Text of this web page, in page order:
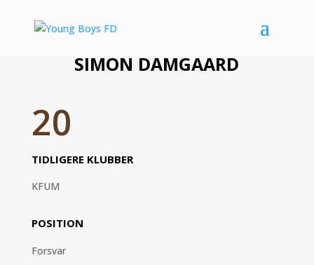
SIMON DAMGAARD
20
TIDLIGERE KLUBBER
KFUM
POSITION
Forsvar